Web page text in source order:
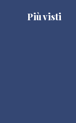
Più visti